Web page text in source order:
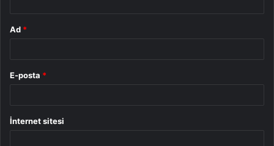
Ad *
E-posta *
İnternet sitesi